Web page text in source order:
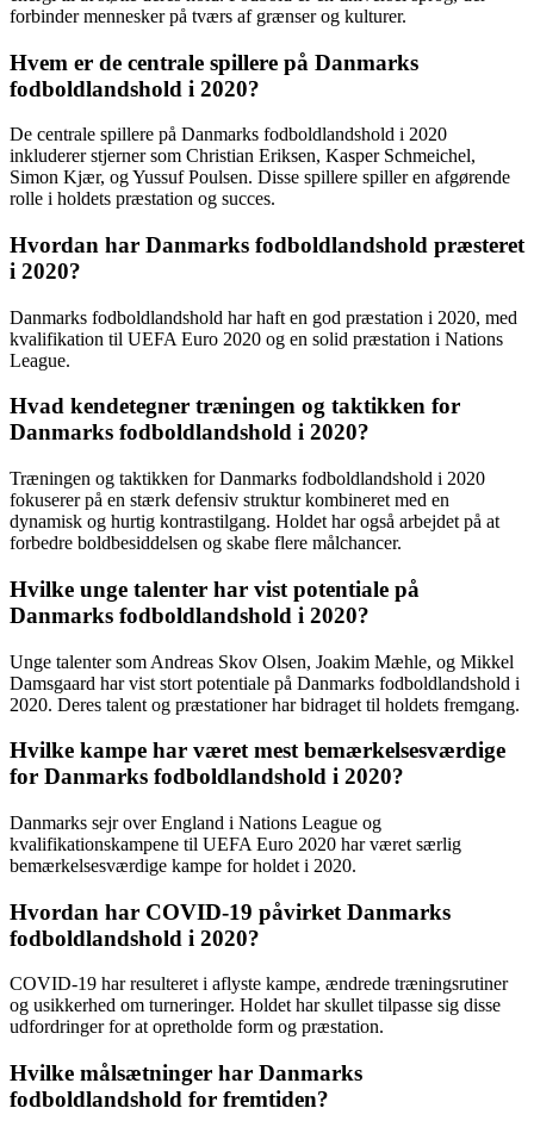
forbinder mennesker på tværs af grænser og kulturer.
Hvem er de centrale spillere på Danmarks
fodboldlandshold i 2020?
De centrale spillere på Danmarks fodboldlandshold i 2020
inkluderer stjerner som Christian Eriksen, Kasper Schmeichel,
Simon Kjær, og Yussuf Poulsen. Disse spillere spiller en afgørende
rolle i holdets præstation og succes.
Hvordan har Danmarks fodboldlandshold præsteret
i 2020?
Danmarks fodboldlandshold har haft en god præstation i 2020, med
kvalifikation til UEFA Euro 2020 og en solid præstation i Nations
League.
Hvad kendetegner træningen og taktikken for
Danmarks fodboldlandshold i 2020?
Træningen og taktikken for Danmarks fodboldlandshold i 2020
fokuserer på en stærk defensiv struktur kombineret med en
dynamisk og hurtig kontrastilgang. Holdet har også arbejdet på at
forbedre boldbesiddelsen og skabe flere målchancer.
Hvilke unge talenter har vist potentiale på
Danmarks fodboldlandshold i 2020?
Unge talenter som Andreas Skov Olsen, Joakim Mæhle, og Mikkel
Damsgaard har vist stort potentiale på Danmarks fodboldlandshold i
2020. Deres talent og præstationer har bidraget til holdets fremgang.
Hvilke kampe har været mest bemærkelsesværdige
for Danmarks fodboldlandshold i 2020?
Danmarks sejr over England i Nations League og
kvalifikationskampene til UEFA Euro 2020 har været særlig
bemærkelsesværdige kampe for holdet i 2020.
Hvordan har COVID-19 påvirket Danmarks
fodboldlandshold i 2020?
COVID-19 har resulteret i aflyste kampe, ændrede træningsrutiner
og usikkerhed om turneringer. Holdet har skullet tilpasse sig disse
udfordringer for at opretholde form og præstation.
Hvilke målsætninger har Danmarks
fodboldlandshold for fremtiden?